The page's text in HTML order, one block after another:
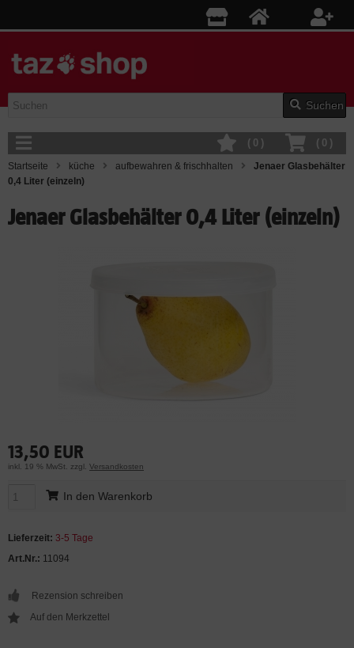
Suchen
( 0 )
( 0 )
Startseite küche aufbewahren & frischhalten
Jenaer Glasbehälter
0,4 Liter (einzeln)
Jenaer Glasbehälter 0,4 Liter (einzeln)
13,50 EUR
inkl. 19 % MwSt. zzgl. Versandkosten
In den Warenkorb
Lieferzeit: 3-5 Tage
Art.Nr.: 11094
Rezension schreiben